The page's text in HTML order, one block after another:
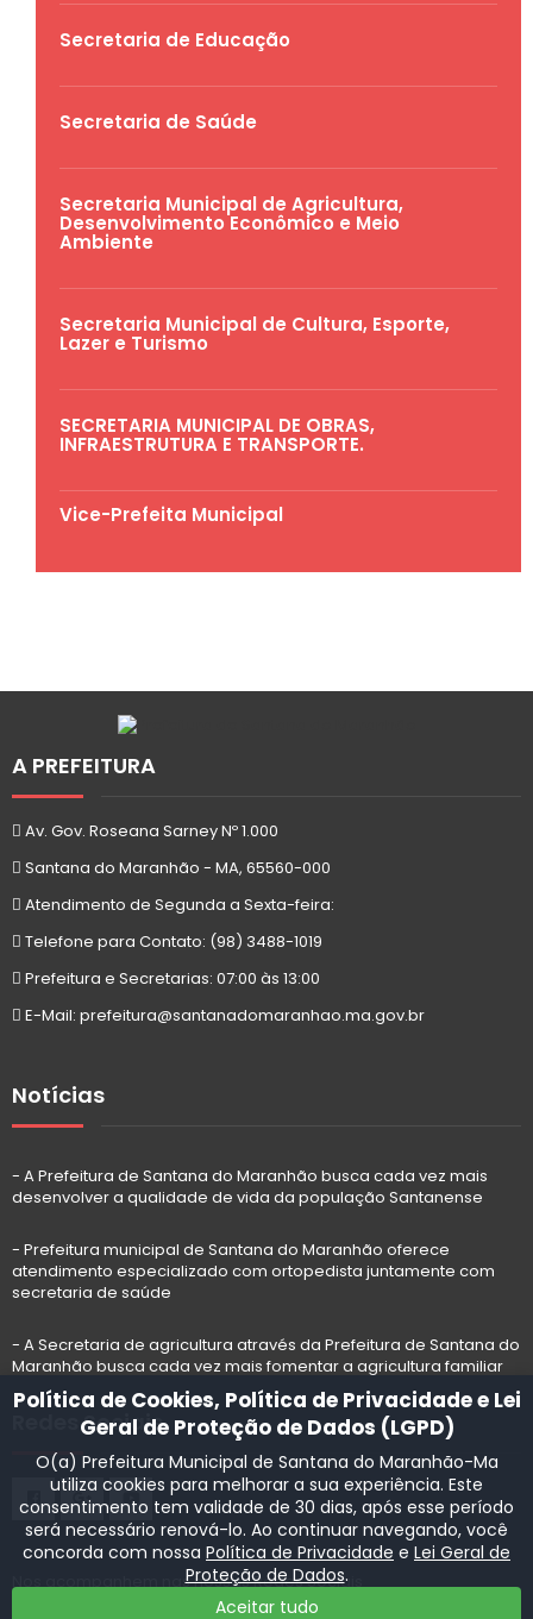
Secretaria de Educação
Secretaria de Saúde
Secretaria Municipal de Agricultura,
Desenvolvimento Econômico e Meio
Ambiente
Secretaria Municipal de Cultura, Esporte,
Lazer e Turismo
SECRETARIA MUNICIPAL DE OBRAS,
INFRAESTRUTURA E TRANSPORTE.
Vice-Prefeita Municipal
A PREFEITURA
Av. Gov. Roseana Sarney Nº 1.000
Santana do Maranhão - MA, 65560-000
Atendimento de Segunda a Sexta-feira:
Telefone para Contato: (98) 3488-1019
Prefeitura e Secretarias: 07:00 às 13:00
E-Mail: prefeitura@santanadomaranhao.ma.gov.br
Notícias
- A Prefeitura de Santana do Maranhão busca cada vez mais
desenvolver a qualidade de vida da população Santanense
- Prefeitura municipal de Santana do Maranhão oferece
atendimento especializado com ortopedista juntamente com
secretaria de saúde
- A Secretaria de agricultura através da Prefeitura de Santana do
Maranhão busca cada vez mais fomentar a agricultura familiar
Redes Sociais
Nos acompanhem nas nossas Redes Sociais
Política de Cookies, Política de Privacidade e Lei
Geral de Proteção de Dados (LGPD)
O(a) Prefeitura Municipal de Santana do Maranhão-Ma
utiliza cookies para melhorar a sua experiência. Este
consentimento tem validade de 30 dias, após esse período
será necessário renová-lo. Ao continuar navegando, você
concorda com nossa Política de Privacidade e Lei Geral de
Proteção de Dados.
Aceitar tudo